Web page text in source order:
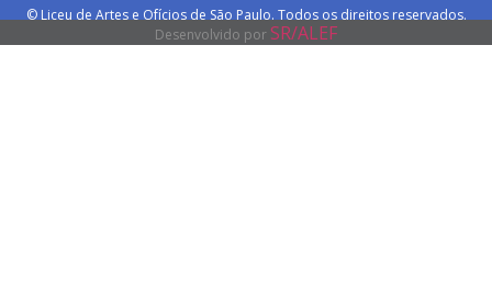
© Liceu de Artes e Ofícios de São Paulo. Todos os direitos reservados.
Desenvolvido por SR/ALEF